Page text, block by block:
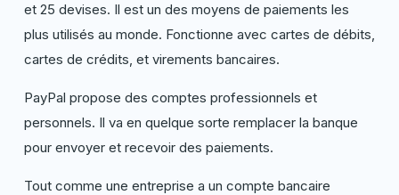
et 25 devises. Il est un des moyens de paiements les
plus utilisés au monde. Fonctionne avec cartes de débits,
cartes de crédits, et virements bancaires.
PayPal propose des comptes professionnels et
personnels. Il va en quelque sorte remplacer la banque
pour envoyer et recevoir des paiements.
Tout comme une entreprise a un compte bancaire